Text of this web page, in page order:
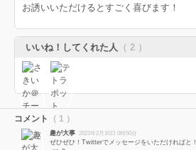
お誘いいただけるとすごく喜びます！
いいね！してくれた人 （ 2 ）
コメント （ 1 ）
趣が大事 2021年2月10日 0時50分
ぜひぜひ！Twitterでメッセージをいただければと！